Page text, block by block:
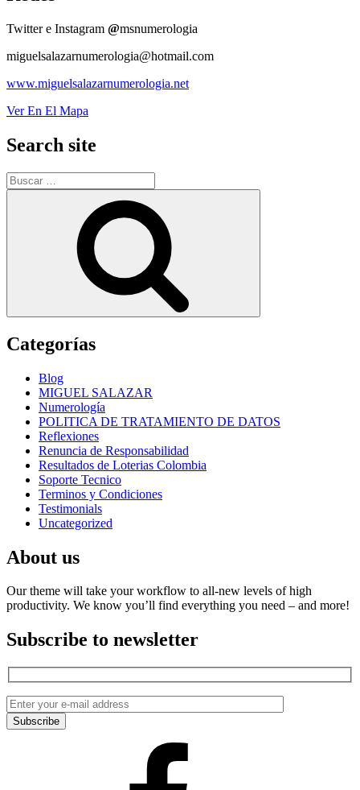
Twitter e Instagram @msnumerologia
miguelsalazarnumerologia@hotmail.com
www.miguelsalazarnumerologia.net
Ver En El Mapa
Search site
Buscar
por:
Categorías
Blog
MIGUEL SALAZAR
Numerología
POLITICA DE TRATAMIENTO DE DATOS
Reflexiones
Renuncia de Responsabilidad
Resultados de Loterias Colombia
Soporte Tecnico
Terminos y Condiciones
Testimonials
Uncategorized
About us
Our theme will take your workflow to all-new levels of high
productivity. We know you’ll find everything you need – and more!
Subscribe to newsletter